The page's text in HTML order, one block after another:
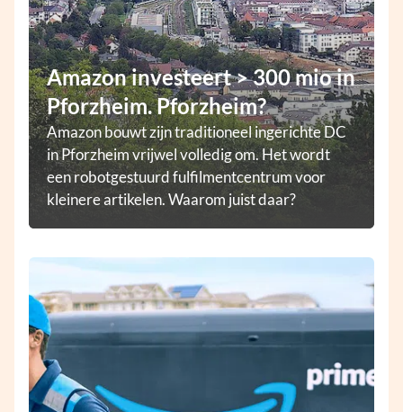
Amazon investeert > 300 mio in
Pforzheim. Pforzheim?
Amazon bouwt zijn traditioneel ingerichte DC
in Pforzheim vrijwel volledig om. Het wordt
een robotgestuurd fulfilmentcentrum voor
kleinere artikelen. Waarom juist daar?